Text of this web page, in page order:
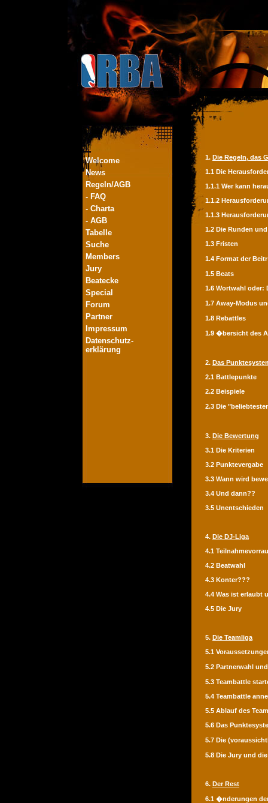
Welcome
News
Regeln/AGB
- FAQ
- Charta
- AGB
Tabelle
Suche
Members
Jury
Beatecke
Special
Forum
Partner
Impressum
Datenschutz-
erklärung
1. Die Regeln, das
1.1 Die
1.1.1 Wer kann
1.1.2
1.1.3
1.2 Die Runden
1.3 Fristen
1.4 Format der
1.5 Beats
1.6 Wortwahl oder:
1.7 Away-Modus
1.8 Rebattles
1.9 �bersicht des
2. Das
2.1 Battlepunkte
2.2 Beispiele
2.3 Die
3. Die Bewertung
3.1 Die Kriterien
3.2 Punktevergabe
3.3 Wann wird
3.4 Und dann??
3.5 Unentschieden
4. Die DJ-Liga
4.1
4.2 Beatwahl
4.3 Konter???
4.4 Was ist erlaubt
4.5 Die Jury
5. Die Teamliga
5.1
5.2 Partnerwahl
5.3 Teambattle
5.4 Teambattle
5.5 Ablauf des
5.6 Das
5.7 Die
5.8 Die Jury und
6. Der Rest
6.1 �nderungen